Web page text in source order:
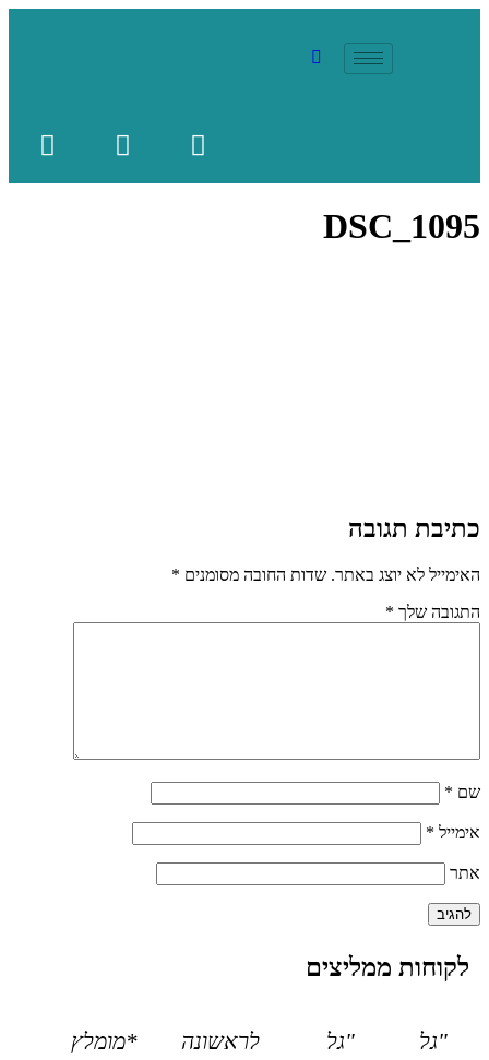
DSC_1095
כתיבת תגובה
האימייל לא יוצג באתר. שדות החובה מסומנים *
התגובה שלך *
שם *
אימייל *
אתר
לקוחות ממליצים
"גל
"גל
לראשונה
*מומלץ